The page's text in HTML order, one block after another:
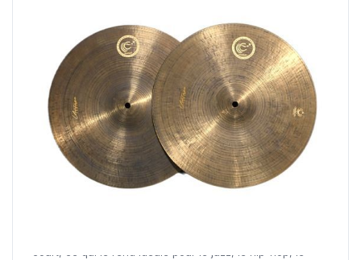
Ephesus Cymbals Vintage 1997 Hi-Hat
Le Hi-Hat Vintage 1997 présente une surface tournée
avec un revêtement appliqué en usine qui réduit la
brillance et accentue la sécheresse. Il offre un son